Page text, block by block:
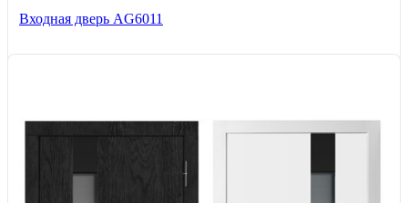
Входная дверь AG6011